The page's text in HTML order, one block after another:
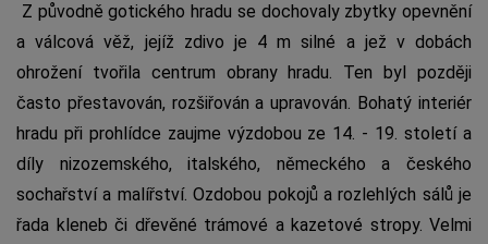
Z původně gotického hradu se dochovaly zbytky opevnění
a válcová věž, jejíž zdivo je 4 m silné a jež v dobách
ohrožení tvořila centrum obrany hradu. Ten byl později
často přestavován, rozšiřován a upravován. Bohatý interiér
hradu při prohlídce zaujme výzdobou ze 14. - 19. století a
díly nizozemského, italského, německého a českého
sochařství a malířství. Ozdobou pokojů a rozlehlých sálů je
řada kleneb či dřevěné trámové a kazetové stropy. Velmi